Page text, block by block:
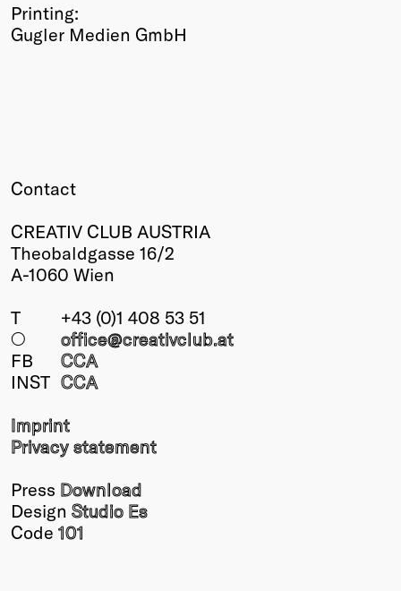
Printing:
Gugler Medien GmbH
Contact
CREATIV CLUB AUSTRIA
Theobaldgasse 16/2
A-1060 Wien
T
+43 (0)1 408 53 51
○
office@creativclub.at
FB
CCA
INST CCA
Imprint
Privacy statement
Press Download
Design Studio Es
Code 101